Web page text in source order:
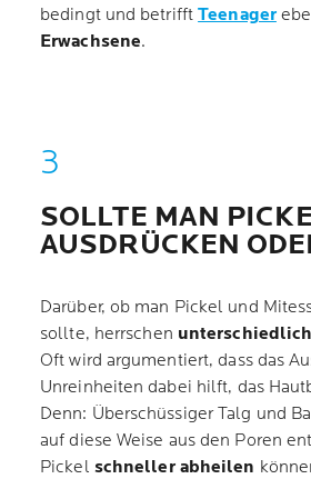
bedingt und betrifftTeenager
Erwachsene.
SOLLTE MAN
AUSDRÜCKEN
Darüber, ob man Pickel und
sollte, herrschen
Oft wird argumentiert, dass das
Unreinheiten dabei hilft, das
Denn: Überschüssiger Talg und
auf diese Weise aus den Poren
Pickel schneller abheilen